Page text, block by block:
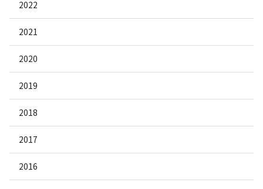
2022
2021
2020
2019
2018
2017
2016